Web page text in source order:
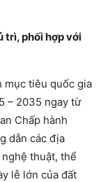
trì, phối hợp với
mục tiêu quốc gia
– 2035 ngay từ
Chấp hành
dẫn các địa
thuật, thể
lễ lớn của đất